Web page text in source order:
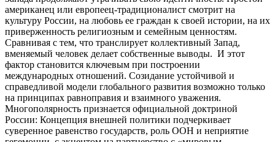
американец или европеец-традиционалист смотрит на
культуру России, на любовь ее граждан к своей истории, на их
приверженность религиозным и семейным ценностям.
Сравнивая с тем, что транслирует коллективный Запад,
вменяемый человек делает собственные выводы. И этот
фактор становится ключевым при построении
международных отношений. Созидание устойчивой и
справедливой модели глобального развития возможно только
на принципах равноправия и взаимного уважения.
Многополярность признается официальной доктриной
России: Концепция внешней политики подчеркивает
суверенное равенство государств, роль ООН и неприятие